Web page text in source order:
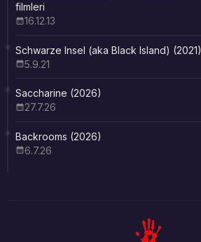
filmleri
16.12.13
Schwarze Insel (aka Black Island) (2021)
5.9.21
Saccharine (2026)
27.7.26
Backrooms (2026)
6.7.26